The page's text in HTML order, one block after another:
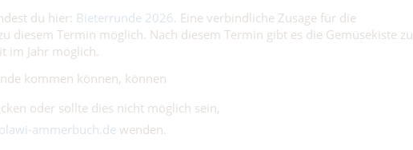
du hier: Bieterrunde 2026. Eine verbindliche Zusage für die
diesem Termin möglich. Nach diesem Termin gibt es die Gemüsekiste zu
im Jahr möglich.
kommen können, können
oder sollte dies nicht möglich sein,
ammerbuch.de wenden.